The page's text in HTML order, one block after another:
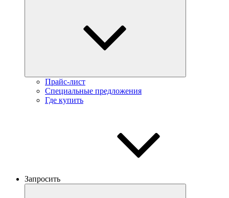
Прайс-лист
Специальные предложения
Где купить
Запросить